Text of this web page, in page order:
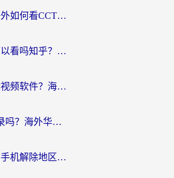
海外党亲测：在海外如何看CCTV？告别“仅限大陆播放”的实用指南
央视影音在海外可以看吗知乎？留学生亲测：3步解决地域限制+追剧自由
在国外怎么看咪咕视频软件？海外党亲测有效的回国加速方案
12123在国外能登录吗？海外华人必看的回国加速实用指南
海外党追剧必备：手机解除地区限制app怎么选？解决央视视频&国内剧地区限制全指南